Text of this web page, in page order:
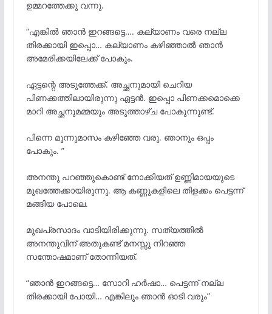
ഉമ്മറത്തേക്കു വന്നു.
“എങ്കിൽ ഞാൻ ഇറങ്ങട്ടെ…. കല്യാണം വരെ നല്ല
തിരക്കായി ഇപ്പൊ… കല്യാണം കഴിഞ്ഞാൽ ഞാൻ
അമേരിക്കയിലേക്ക് പോകും.
ഏട്ടന്റെ അടുത്തേക്ക്. അച്ഛനുമായി ചെറിയ
പിണക്കത്തിലായിരുന്നു ഏട്ടൻ. ഇപ്പൊ പിണക്കമൊക്കെ
മാറി അച്ഛനുമമ്മയും അടുത്താഴ്ച പോകുന്നുണ്ട്.
പിന്നെ മൂന്നുമാസം കഴിഞ്ഞേ വരു. ഞാനും ഒപ്പം
പോകും. ”
അനന്തു പറഞ്ഞുകൊണ്ട് നോക്കിയത് ഉണ്ണിമായയുടെ
മുഖത്തേക്കായിരുന്നു. ആ കണ്ണുകളിലെ തിളക്കം പെട്ടന്ന്
മങ്ങിയ പോലെ.
മുഖപ്രസാദം വാടിയിരിക്കുന്നു. സത്യത്തിൽ
അനന്തുവിന് അതുകണ്ട് മനസ്സു നിറഞ്ഞ
സന്തോഷമാണ് തോന്നിയത്.
“ഞാൻ ഇറങ്ങട്ടെ… സോറി ഹർഷാ… പെട്ടന്ന് നല്ല
തിരക്കായി പോയി… എങ്കിലും ഞാൻ ഓടി വരും”